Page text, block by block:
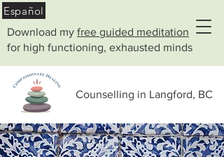
Español
Download my free guided meditation
for high functioning, exhausted minds
Counselling in Langford, BC